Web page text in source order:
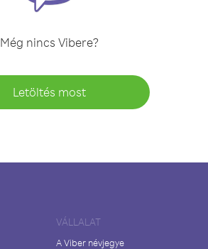
Még nincs Vibere?
Letöltés most
VÁLLALAT
A Viber névjegye